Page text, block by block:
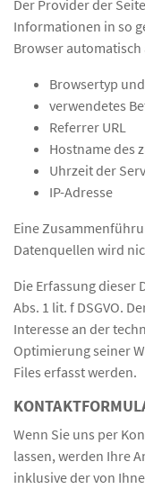
Der Provider der
Informationen in so
Browser
Browsertyp
verwendetes
Referrer URL
Hostname des
Uhrzeit der
IP-Adresse
Eine
Datenquellen wird
Die Erfassung dieser
Abs. 1 lit. f DSGVO.
Interesse an der
Optimierung seiner
Files erfasst werden.
Wenn Sie uns per
lassen, werden Ihre
inklusive der von